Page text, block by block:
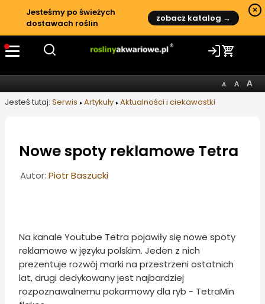
Jesteśmy po świeżych
dostawach roślin
zobacz katalog →
×
Jesteś tutaj: Serwis Artykuły Aktualności i ciekawostki
Nowe spoty reklamowe Tetra
Informacje o artykule
Autor: Piotr Baszucki
Na kanale Youtube Tetra pojawiły się nowe spoty
reklamowe w języku polskim. Jeden z nich
prezentuje rozwój marki na przestrzeni ostatnich
lat, drugi dedykowany jest najbardziej
rozpoznawalnemu pokarmowy dla ryb - TetraMin